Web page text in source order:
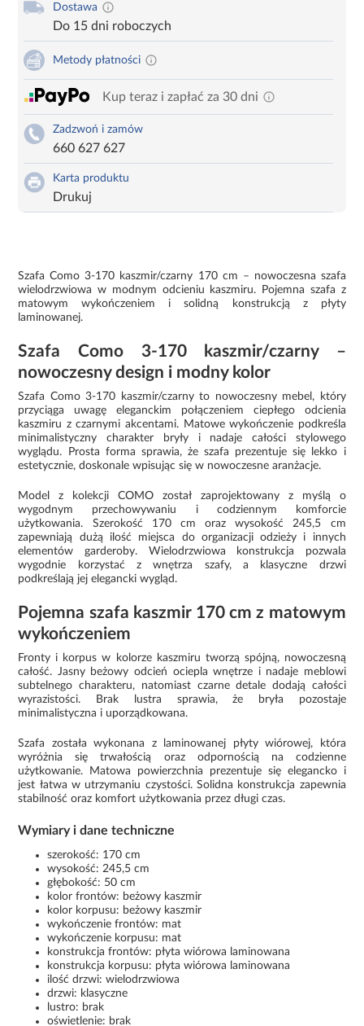
Dostawa
Do 15 dni roboczych
Metody płatności
Kup teraz i zapłać za 30 dni
Zadzwoń i zamów
660 627 627
Karta produktu
Drukuj
Szafa Como 3-170 kaszmir/czarny 170 cm – nowoczesna szafa
wielodrzwiowa w modnym odcieniu kaszmiru. Pojemna szafa z
matowym wykończeniem i solidną konstrukcją z płyty
laminowanej.
Szafa Como 3-170 kaszmir/czarny –
nowoczesny design i modny kolor
Szafa Como 3-170 kaszmir/czarny to nowoczesny mebel, który
przyciąga uwagę eleganckim połączeniem ciepłego odcienia
kaszmiru z czarnymi akcentami. Matowe wykończenie podkreśla
minimalistyczny charakter bryły i nadaje całości stylowego
wyglądu. Prosta forma sprawia, że szafa prezentuje się lekko i
estetycznie, doskonale wpisując się w nowoczesne aranżacje.
Model z kolekcji COMO został zaprojektowany z myślą o
wygodnym przechowywaniu i codziennym komforcie
użytkowania. Szerokość 170 cm oraz wysokość 245,5 cm
zapewniają dużą ilość miejsca do organizacji odzieży i innych
elementów garderoby. Wielodrzwiowa konstrukcja pozwala
wygodnie korzystać z wnętrza szafy, a klasyczne drzwi
podkreślają jej elegancki wygląd.
Pojemna szafa kaszmir 170 cm z matowym
wykończeniem
Fronty i korpus w kolorze kaszmiru tworzą spójną, nowoczesną
całość. Jasny beżowy odcień ociepla wnętrze i nadaje meblowi
subtelnego charakteru, natomiast czarne detale dodają całości
wyrazistości. Brak lustra sprawia, że bryła pozostaje
minimalistyczna i uporządkowana.
Szafa została wykonana z laminowanej płyty wiórowej, która
wyróżnia się trwałością oraz odpornością na codzienne
użytkowanie. Matowa powierzchnia prezentuje się elegancko i
jest łatwa w utrzymaniu czystości. Solidna konstrukcja zapewnia
stabilność oraz komfort użytkowania przez długi czas.
Wymiary i dane techniczne
szerokość: 170 cm
wysokość: 245,5 cm
głębokość: 50 cm
kolor frontów: beżowy kaszmir
kolor korpusu: beżowy kaszmir
wykończenie frontów: mat
wykończenie korpusu: mat
konstrukcja frontów: płyta wiórowa laminowana
konstrukcja korpusu: płyta wiórowa laminowana
ilość drzwi: wielodrzwiowa
drzwi: klasyczne
lustro: brak
oświetlenie: brak